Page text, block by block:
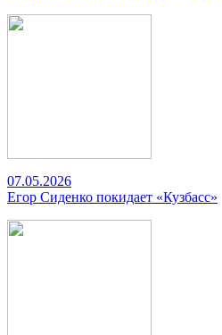
07.05.2026
Егор Сиденко покидает «Кузбасс»